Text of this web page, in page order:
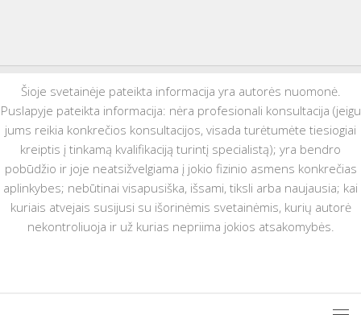
Šioje svetainėje pateikta informacija yra autorės nuomonė.
Puslapyje pateikta informacija: nėra profesionali konsultacija (jeigu
jums reikia konkrečios konsultacijos, visada turėtumėte tiesiogiai
kreiptis į tinkamą kvalifikaciją turintį specialistą); yra bendro
pobūdžio ir joje neatsižvelgiama į jokio fizinio asmens konkrečias
aplinkybes; nebūtinai visapusiška, išsami, tiksli arba naujausia; kai
kuriais atvejais susijusi su išorinėmis svetainėmis, kurių autorė
nekontroliuoja ir už kurias nepriima jokios atsakomybės.